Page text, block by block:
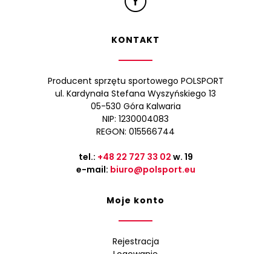
KONTAKT
Producent sprzętu sportowego POLSPORT
ul. Kardynała Stefana Wyszyńskiego 13
05-530 Góra Kalwaria
NIP: 1230004083
REGON: 015566744
tel.: +48 22 727 33 02 w. 19
e-mail: biuro@polsport.eu
Moje konto
Rejestracja